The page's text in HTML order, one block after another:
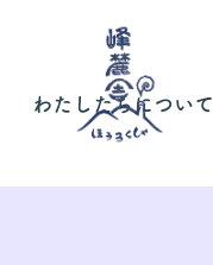
わたしたちについて